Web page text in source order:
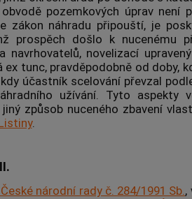
pozemkových úprav není
zákon náhradu připouští, je
prospěch došlo k nucenému
navrhovatelů, novelizací
tunc, pravděpodobně od doby,
účastník scelování převzal
užívání. Tyto aspekty
způsob nuceného zbavení
.
II.
národní rady č. 284/1991 Sb.,